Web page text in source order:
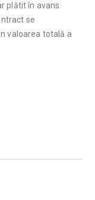
plătit în avans
se
valoarea totală a